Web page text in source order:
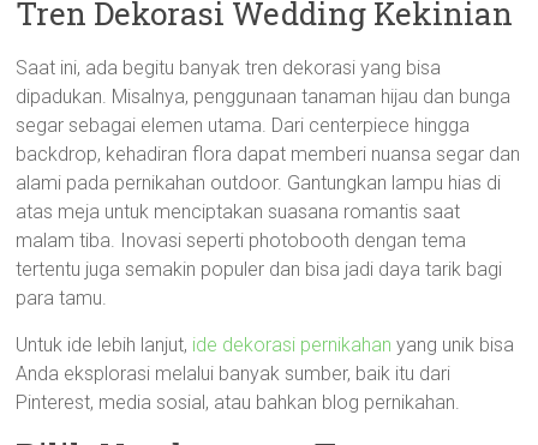
Tren Dekorasi Wedding Kekinian
Saat ini, ada begitu banyak tren dekorasi yang bisa
dipadukan. Misalnya, penggunaan tanaman hijau dan bunga
segar sebagai elemen utama. Dari centerpiece hingga
backdrop, kehadiran flora dapat memberi nuansa segar dan
alami pada pernikahan outdoor. Gantungkan lampu hias di
atas meja untuk menciptakan suasana romantis saat
malam tiba. Inovasi seperti photobooth dengan tema
tertentu juga semakin populer dan bisa jadi daya tarik bagi
para tamu.
Untuk ide lebih lanjut, ide dekorasi pernikahan yang unik bisa
Anda eksplorasi melalui banyak sumber, baik itu dari
Pinterest, media sosial, atau bahkan blog pernikahan.